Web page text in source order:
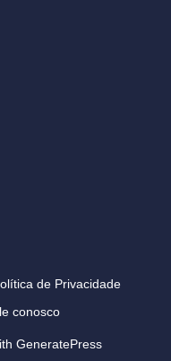
de Privacidade
conosco
GeneratePress